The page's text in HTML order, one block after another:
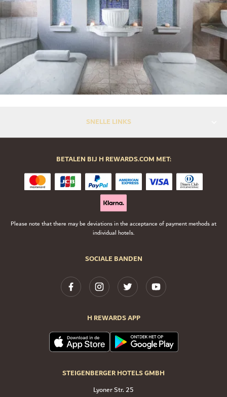
SNELLE LINKS
SOCIALE BANDEN
H REWARDS APP
STEIGENBERGER HOTELS GMBH
Lyoner Str. 25
BETALEN BIJ H REWARDS.COM MET:
Please note that there may be deviations in the acceptance of payment methods at
individual hotels.